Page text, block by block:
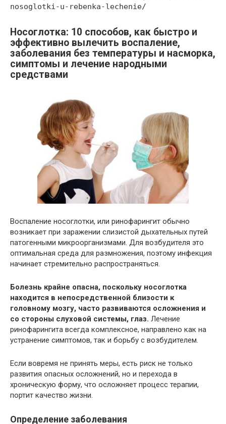
nosoglotki-u-rebenka-lechenie/
Носоглотка: 10 способов, как быстро и
эффективно вылечить воспаление,
заболевания без температуры и насморка,
симптомы и лечение народными
средствами
Воспаление носоглотки, или ринофарингит обычно
возникает при заражении слизистой дыхательных путей
патогенными микроорганизмами. Для возбудителя это
оптимальная среда для размножения, поэтому инфекция
начинает стремительно распространяться.
Болезнь крайне опасна, поскольку носоглотка
находится в непосредственной близости к
головному мозгу, часто развиваются осложнения и
со стороны слуховой системы, глаз. Лечение
ринофарингита всегда комплексное, направлено как на
устранение симптомов, так и борьбу с возбудителем.
Если вовремя не принять меры, есть риск не только
развития опасных осложнений, но и перехода в
хроническую форму, что осложняет процесс терапии,
портит качество жизни.
Определение заболевания